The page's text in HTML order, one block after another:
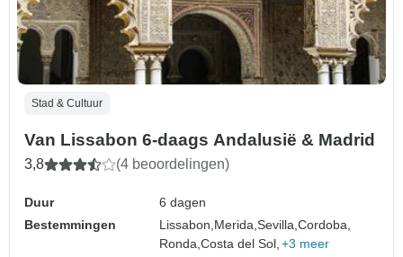
Stad & Cultuur
Van Lissabon 6-daags Andalusië & Madrid
3,8 (4 beoordelingen)
Duur
6 dagen
Bestemmingen
Lissabon, Merida,Sevilla,Cordoba,
Ronda,Costa del Sol, +3 meer